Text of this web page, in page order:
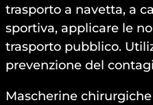
trasporto a navetta, a
sportiva, applicare le
trasporto pubblico.
prevenzione del
Mascherine chirurgiche